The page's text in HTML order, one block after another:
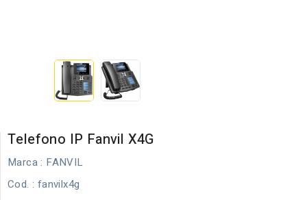
Telefono IP Fanvil X4G
Marca : FANVIL
Cod. : fanvilx4g